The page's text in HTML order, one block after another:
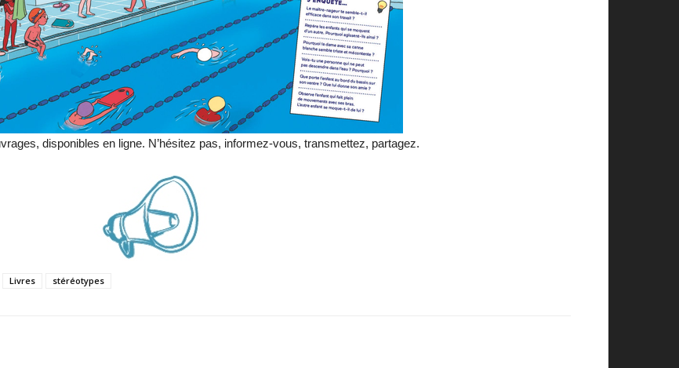
disponibles en ligne. N’hésitez pas, informez-vous, transmettez, partagez.
Livres stéréotypes